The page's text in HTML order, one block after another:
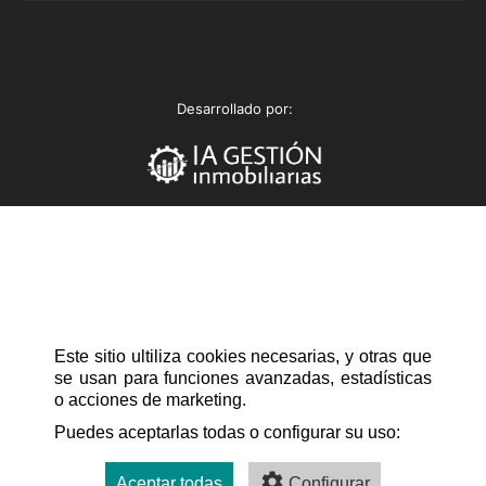
Este sitio ultiliza cookies necesarias, y otras que
se usan para funciones avanzadas, estadísticas
o acciones de marketing.
Puedes aceptarlas todas o configurar su uso:
Desarrollado por: